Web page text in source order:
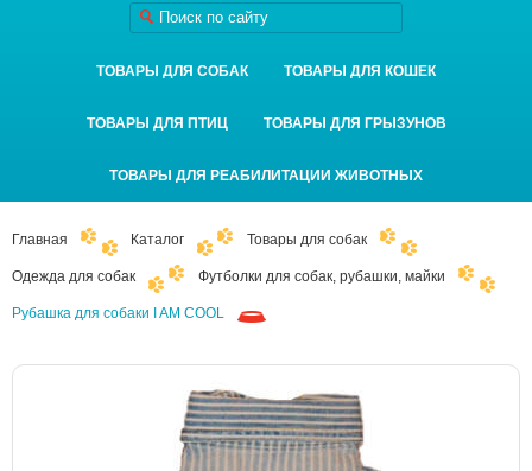
ТОВАРЫ ДЛЯ СОБАК ТОВАРЫ ДЛЯ КОШЕК
ТОВАРЫ ДЛЯ ПТИЦ ТОВАРЫ ДЛЯ ГРЫЗУНОВ
ТОВАРЫ ДЛЯ РЕАБИЛИТАЦИИ ЖИВОТНЫХ
Главная Каталог Товары для собак
Одежда для собак Футболки для собак, рубашки, майки
Рубашка для собаки I AM COOL